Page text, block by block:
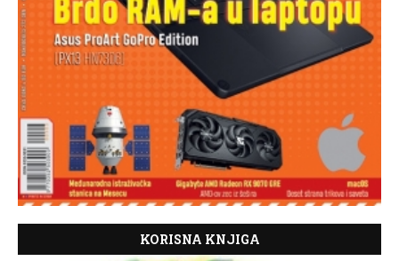
KORISNA KNJIGA